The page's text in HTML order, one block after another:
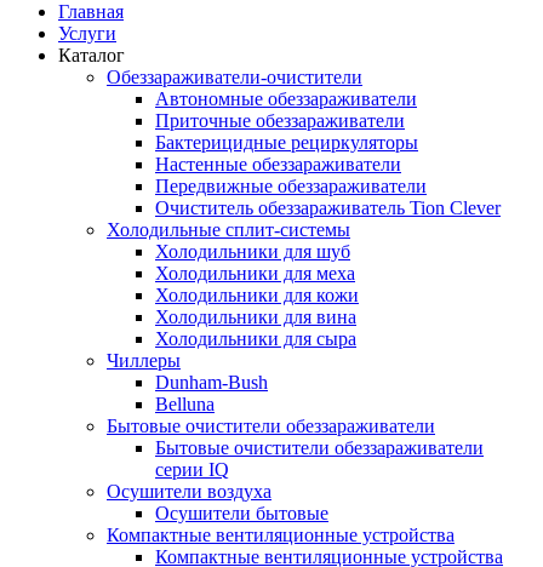
Главная
Услуги
Каталог
Обеззараживатели-очистители
Автономные обеззараживатели
Приточные обеззараживатели
Бактерицидные рециркуляторы
Настенные обеззараживатели
Передвижные обеззараживатели
Очиститель обеззараживатель Tion Clever
Холодильные сплит-системы
Холодильники для шуб
Холодильники для меха
Холодильники для кожи
Холодильники для вина
Холодильники для сыра
Чиллеры
Dunham-Bush
Belluna
Бытовые очистители обеззараживатели
Бытовые очистители обеззараживатели
серии IQ
Осушители воздуха
Осушители бытовые
Компактные вентиляционные устройства
Компактные вентиляционные устройства